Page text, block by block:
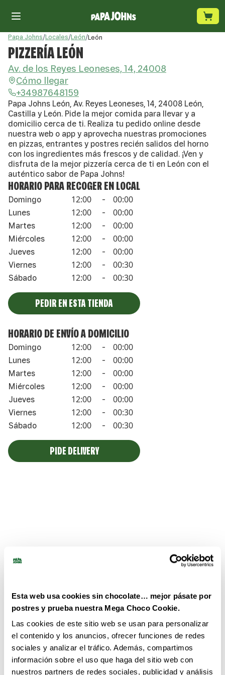
Esta web usa cookies sin chocolate… mejor pásate por
postres y prueba nuestra Mega Choco Cookie.
Las cookies de este sitio web se usan para personalizar
el contenido y los anuncios, ofrecer funciones de redes
sociales y analizar el tráfico. Además, compartimos
información sobre el uso que haga del sitio web con
nuestros partners de redes sociales, publicidad y análisis
Papa Johns/Locales/León/León
PIZZERÍA LEÓN
Av. de los Reyes Leoneses, 14, 24008
Cómo llegar
+34987648159
Papa Johns León, Av. Reyes Leoneses, 14, 24008 León,
Castilla y León. Pide la mejor comida para llevar y a
domicilio cerca de ti. Realiza tu pedido online desde
nuestra web o app y aprovecha nuestras promociones
en pizzas, entrantes y postres recién salidos del horno
con los ingredientes más frescos y de calidad. ¡Ven y
disfruta de la mejor pizzería cerca de ti en León con el
auténtico sabor de Papa Johns!
HORARIO PARA RECOGER EN LOCAL
Domingo 12:00 - 00:00
Lunes 12:00 - 00:00
Martes 12:00 - 00:00
Miércoles 12:00 - 00:00
Jueves 12:00 - 00:00
Viernes 12:00 - 00:30
Sábado 12:00 - 00:30
PEDIR EN ESTA TIENDA
HORARIO DE ENVÍO A DOMICILIO
Domingo 12:00 - 00:00
Lunes 12:00 - 00:00
Martes 12:00 - 00:00
Miércoles 12:00 - 00:00
Jueves 12:00 - 00:00
Viernes 12:00 - 00:30
Sábado 12:00 - 00:30
PIDE DELIVERY